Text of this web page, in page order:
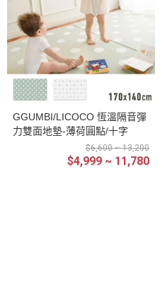
GGUMBI/LICOCO 恆溫隔音彈
力雙面地墊-薄荷圓點/十字
$6,600 ~ 13,200
$4,999 ~ 11,780